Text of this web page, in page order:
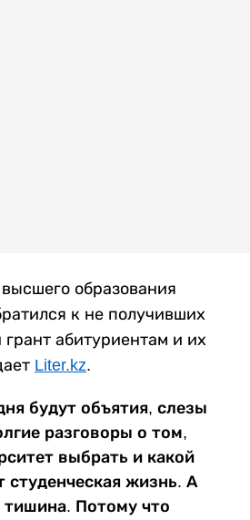
образования
к не получивших
абитуриентам и их
Liter.kz.
будут объятия, слезы
разговоры о том,
выбрать и какой
студенческая жизнь. А
тишина. Потому что